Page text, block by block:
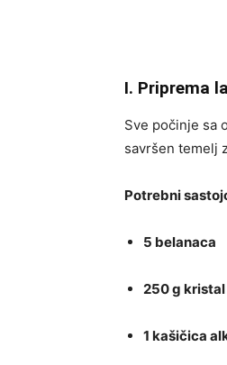
I. Priprema
Sve počinje sa
savršen temelj
Potrebni
5 belanaca
250 g
1 kašičica